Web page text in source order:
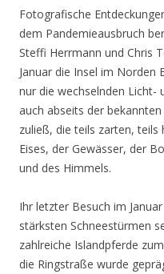
Fotografische
dem Pandemieausbruch
Steffi Herrmann und Chris
Januar die Insel im Norden
nur die wechselnden Licht-
auch abseits der
zuließ, die teils zarten,
Eises, der Gewässer, der
und des Himmels.
Ihr letzter Besuch im
stärksten Schneestürmen
zahlreiche Islandpferde
die Ringstraße wurde